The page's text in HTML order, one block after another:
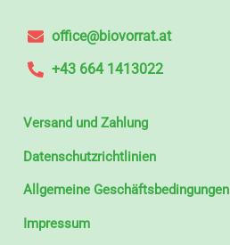
office@biovorrat.at
+43 664 1413022
Versand und Zahlung
Datenschutzrichtlinien
Allgemeine Geschäftsbedingungen
Impressum